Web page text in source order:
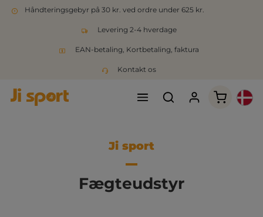
Håndteringsgebyr på 30 kr. ved ordre under 625 kr.
Levering 2-4 hverdage
EAN-betaling, Kortbetaling, faktura
Kontakt os
Ji sport
Fægteudstyr